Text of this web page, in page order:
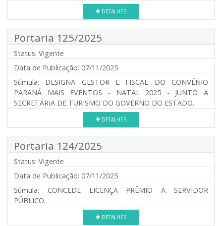
DETALHES
Portaria 125/2025
Status: Vigente
Data de Publicação: 07/11/2025
Súmula: DESIGNA GESTOR E FISCAL DO CONVÊNIO
PARANÁ MAIS EVENTOS - NATAL 2025 - JUNTO A
SECRETÁRIA DE TURISMO DO GOVERNO DO ESTADO.
DETALHES
Portaria 124/2025
Status: Vigente
Data de Publicação: 07/11/2025
Súmula: CONCEDE LICENÇA PRÊMIO A SERVIDOR
PÚBLICO.
DETALHES